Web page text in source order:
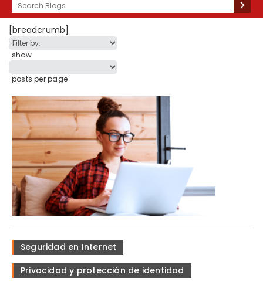
Search
[breadcrumb]
show
posts per page
Seguridad en Internet
Privacidad y protección de identidad